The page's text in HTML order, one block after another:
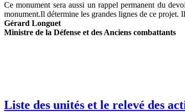
Ce monument sera aussi un rappel permanent du
monument.Il détermine les grandes lignes de ce projet.
Gérard Longuet
Ministre de la Défense et des Anciens combattants
Liste des unités et le relevé des